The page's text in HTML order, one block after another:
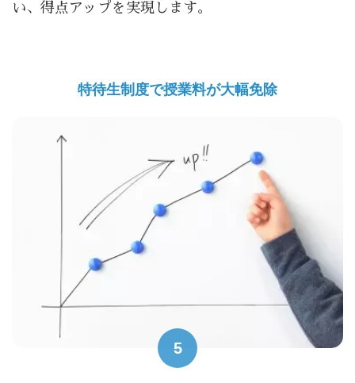
い、得点アップを実現します。
特待生制度で授業料が大幅免除
5